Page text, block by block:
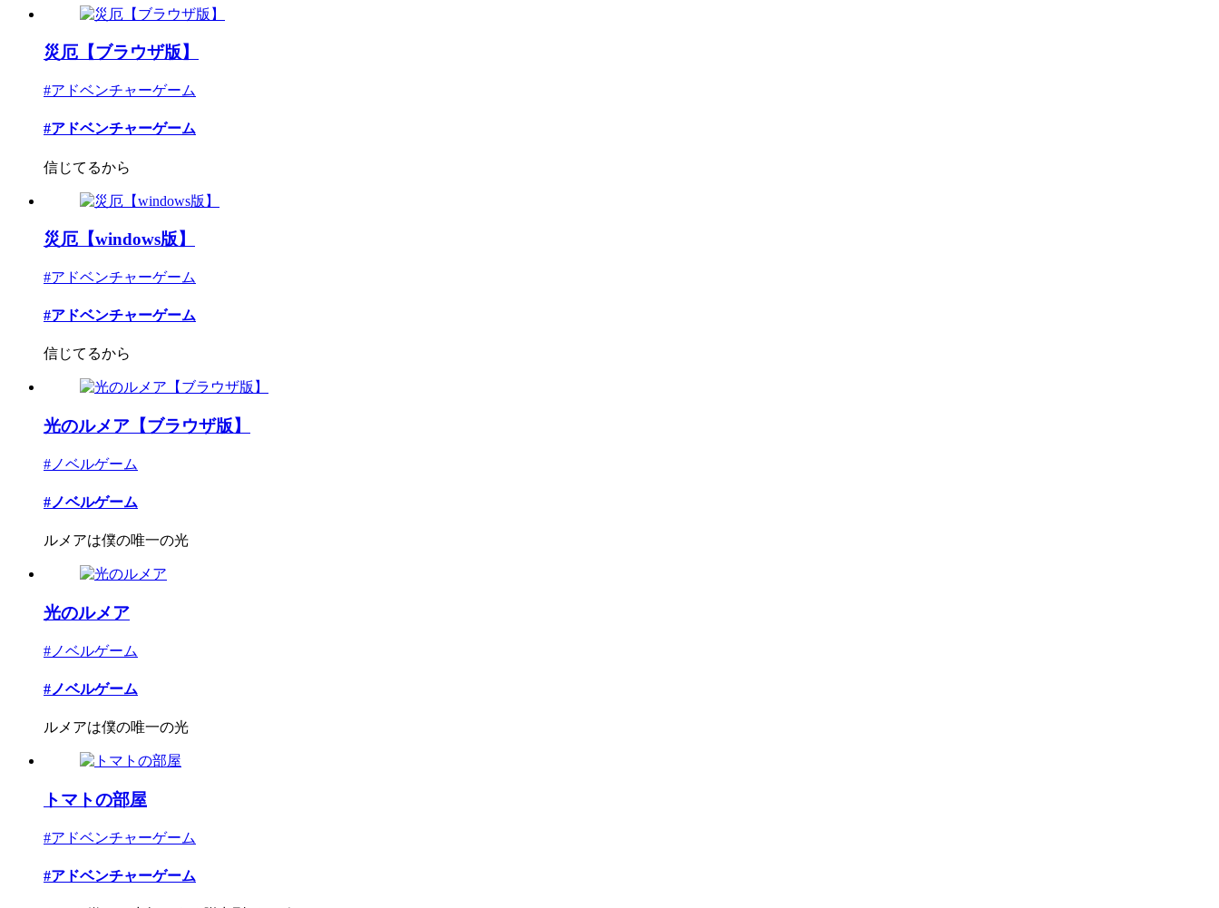
災厄【ブラウザ版】
#アドベンチャーゲーム
#アドベンチャーゲーム
信じてるから
災厄【windows版】
#アドベンチャーゲーム
#アドベンチャーゲーム
信じてるから
光のルメア【ブラウザ版】
#ノベルゲーム
#ノベルゲーム
ルメアは僕の唯一の光
光のルメア
#ノベルゲーム
#ノベルゲーム
ルメアは僕の唯一の光
トマトの部屋
#アドベンチャーゲーム
#アドベンチャーゲーム